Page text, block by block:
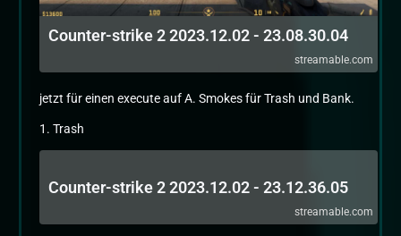
Counter-strike 2 2023.12.02 - 23.08.30.04
streamable.com
jetzt für einen execute auf A. Smokes für Trash und Bank.
1. Trash
Counter-strike 2 2023.12.02 - 23.12.36.05
streamable.com